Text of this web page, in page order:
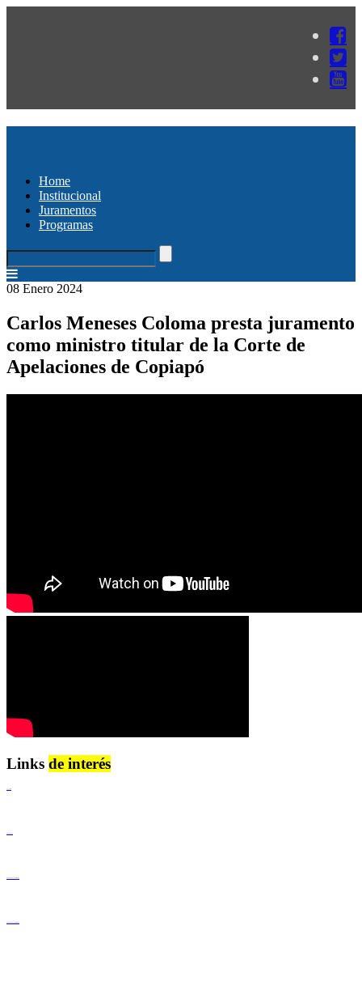
Home
Institucional
Juramentos
Programas
08 Enero 2024
Carlos Meneses Coloma presta juramento
como ministro titular de la Corte de
Apelaciones de Copiapó
Links de interés